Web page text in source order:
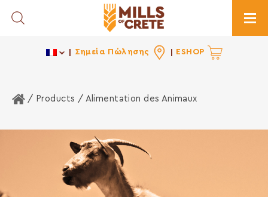
Toggle Search
Σημεία Πώλησης ESHOP
Home
/ Products / Alimentation des Animaux